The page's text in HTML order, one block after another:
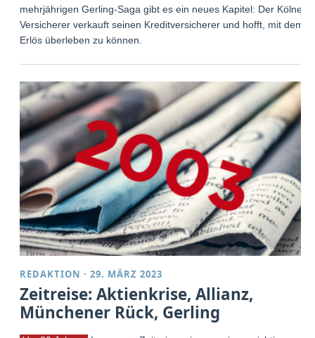
mehrjährigen Gerling-Saga gibt es ein neues Kapitel: Der Kölner
Versicherer verkauft seinen Kreditversicherer und hofft, mit dem
Erlös überleben zu können.
REDAKTION ·29. MÄRZ 2023
Zeitreise: Aktienkrise, Allianz,
Münchener Rück, Gerling